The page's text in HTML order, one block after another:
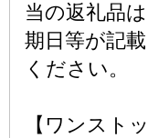
当の返礼品
期日等が記
ください。
【ワンスト